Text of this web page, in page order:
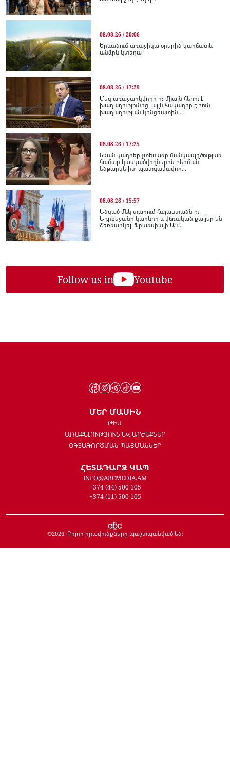
08.08.26 / 20:06
Երևանում առաջիկա օրերին կարճատև
անձրև կտեղա
08.08.26 / 17:29
Մեզ առաջարկվողը ոչ միայն հեռու է
խաղաղությունից, այլև հակադիր է բուն
խաղաղության կոնցեպտին...
08.08.26 / 17:25
Նման կադրեր չտեսանք մանկապղծության
համար կասկածվողներին բերման
ենթարկելիս․ պատգամավոր...
08.08.26 / 15:57
Անցած մեկ տարում Հայաստանն ու
Ադրբեջանը կարևոր և վճռական քայլեր են
ձեռնարկել․ Ֆրանսիայի ԱԳ...
Follow us in Youtube
ՄԵՐ ՄԱՍԻՆ
ԹԻՄ
ԱՌԱՔԵԼՈՒԹՅՈՒՆ ԵՎ ԱՐԺԵՔՆԵՐ
ՕԳՏԱԳՈՐԾՄԱՆ ՊԱՅՄԱՆՆԵՐ
ՀԵՏԱԴԱՐՁ ԿԱՊ
INFO@ABCMEDIA.AM
+374 (44) 500 105
+374 (11) 500 105
©2026. Բոլոր իրավունքները պաշտպանված են: